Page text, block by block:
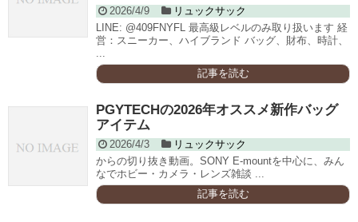
2026/4/9
リュックサック
LINE: @409FNYFL 最高級レベルのみ取り扱います 経
営：スニーカー、ハイブランド バッグ、財布、時計、
...
記事を読む
PGYTECHの2026年オススメ新作バッグ
アイテム
2026/4/3
リュックサック
からの切り抜き動画。SONY E-mountを中心に、みん
なでホビー・カメラ・レンズ雑談 ...
記事を読む